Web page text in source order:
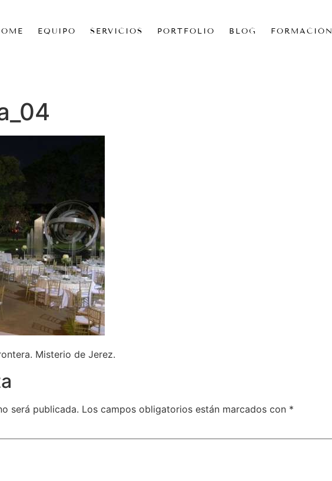
EQUIPO SERVICIOS PORTFOLIO BLOG FORMACIÓN
Misterio de Jerez.
será publicada. Los campos obligatorios están marcados con *